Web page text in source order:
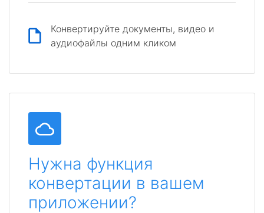
Конвертируйте документы, видео и
аудиофайлы одним кликом
Нужна функция
конвертации в вашем
приложении?